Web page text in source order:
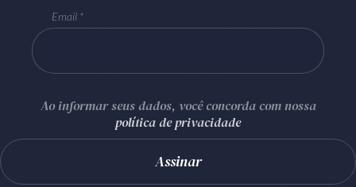
Email
Ao informar seus dados, você concorda com nossa
política de privacidade